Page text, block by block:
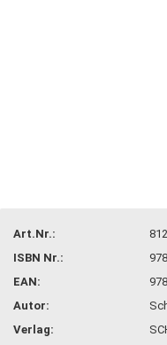
Art.Nr.:
ISBN Nr.:
EAN:
Autor:
Verlag: